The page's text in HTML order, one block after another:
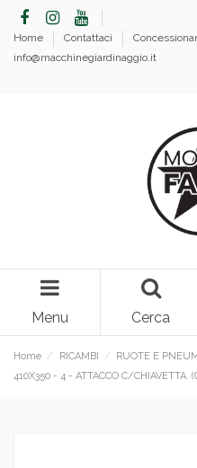
Home Contattaci
info@macchinegiardinaggio.it
Menu Cerca
Home RICAMBI RUOTE E
410X350 - 4 - ATTACCO C/CHIAVETTA.